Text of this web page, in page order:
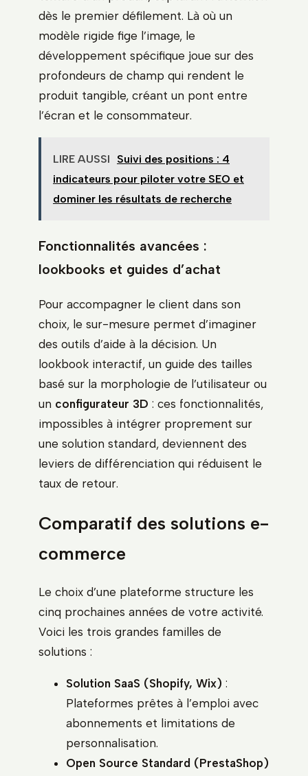
dès le premier défilement. Là où un
modèle rigide fige l’image, le
développement spécifique joue sur des
profondeurs de champ qui rendent le
produit tangible, créant un pont entre
l’écran et le consommateur.
LIRE AUSSI
Suivi des positions : 4
indicateurs pour piloter votre SEO et
dominer les résultats de recherche
Fonctionnalités avancées :
lookbooks et guides d’achat
Pour accompagner le client dans son
choix, le sur-mesure permet d’imaginer
des outils d’aide à la décision. Un
lookbook interactif, un guide des tailles
basé sur la morphologie de l’utilisateur ou
un configurateur 3D : ces fonctionnalités,
impossibles à intégrer proprement sur
une solution standard, deviennent des
leviers de différenciation qui réduisent le
taux de retour.
Comparatif des solutions e-
commerce
Le choix d’une plateforme structure les
cinq prochaines années de votre activité.
Voici les trois grandes familles de
solutions :
Solution SaaS (Shopify, Wix) :
Plateformes prêtes à l’emploi avec
abonnements et limitations de
personnalisation.
Open Source Standard (PrestaShop)